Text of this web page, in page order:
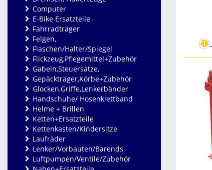
Computer
E-Bike Ersatzteile
Fahrradträger
Felgen,
Flaschen/Halter/Spiegel
Flickzeug,Pflegemittel+Zubehör
Gabeln,Steuersätze,
Gepäckträger,Körbe+Zubehör
Glocken,Griffe,Lenkerbänder
Handschuhe/ Hosenklettband
Helme + Brillen
Ketten+Ersatzteile
Kettenkasten/Kindersitze
Laufräder
Lenker/Vorbauten/Barends
Luftpumpen/Ventile/Zubehör